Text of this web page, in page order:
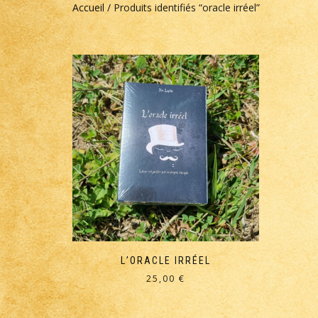
Accueil / Produits identifiés “oracle irréel”
L’ORACLE IRRÉEL
25,00 €